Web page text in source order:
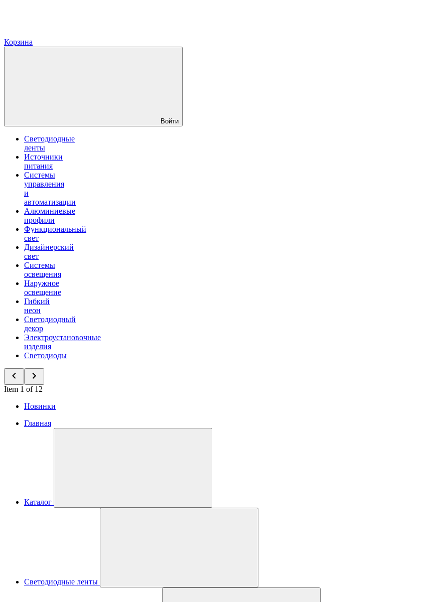
Корзина
Войти
Светодиодные
ленты
Источники
питания
Системы
управления
и
автоматизации
Алюминиевые
профили
Функциональный
свет
Дизайнерский
свет
Системы
освещения
Наружное
освещение
Гибкий
неон
Светодиодный
декор
Электроустановочные
изделия
Светодиоды
Item 1 of 12
Новинки
Главная
Каталог
Светодиодные ленты